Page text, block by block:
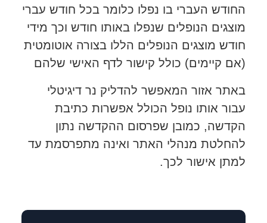
החודש העברי בו נפלו כלומר בכל חודש עברי
מוצגים הנופלים שנפלו באותו חודש וכך מידי
חודש מוצגים הנופלים הללו בצורה אוטומטית
(אם קיימים) כולל קישור לדף האישי שלהם
באתר אזור המאפשר להדליק נר דיגיטלי
עבור אותו נופל הכולל אפשרות כתיבת
הקדשה, כמובן שפרסום ההקדשה נתון
להחלטת מנהלי האתר ואינה מתפרסמת עד
למתן אישור לכך.